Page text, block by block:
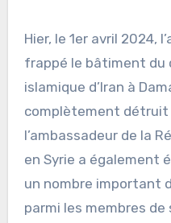
Hier, le 1er avril 2024,
frappé le bâtiment du
islamique d’Iran à
complètement détruit
l’ambassadeur de la
en Syrie a également
un nombre important
parmi les membres